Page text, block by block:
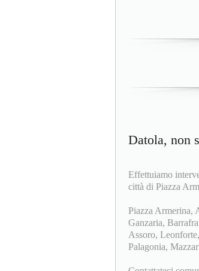
Datola, non
Effettuiamo
città di Piazza
Piazza Armerina,
Ganzaria,
Assoro,
Palagonia,